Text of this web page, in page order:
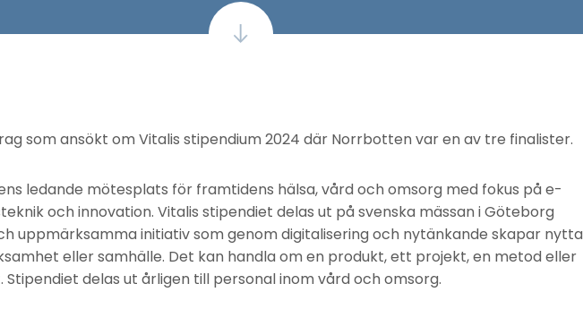
som ansökt om Vitalis stipendium 2024 där Norrbotten var en av tre finalister.
ledande mötesplats för framtidens hälsa, vård och omsorg med fokus på e-
och innovation. Vitalis stipendiet delas ut på svenska mässan i Göteborg
uppmärksamma initiativ som genom digitalisering och nytänkande skapar nytta
eller samhälle. Det kan handla om en produkt, ett projekt, en metod eller
delas ut årligen till personal inom vård och omsorg.